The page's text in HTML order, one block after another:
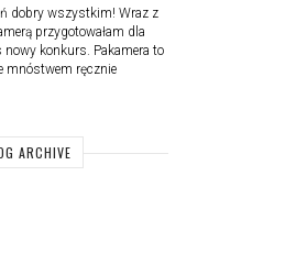
dobry wszystkim! Wraz z
przygotowałam dla
nowy konkurs. Pakamera to
mnóstwem ręcznie
ARCHIVE